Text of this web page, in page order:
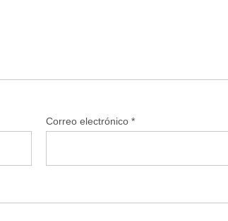
Correo electrónico *